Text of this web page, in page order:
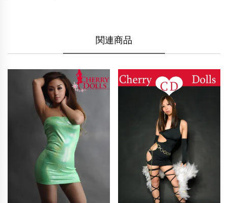
関連商品